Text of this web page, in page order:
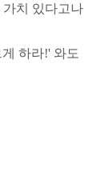
치 있다고나
하라!' 와도